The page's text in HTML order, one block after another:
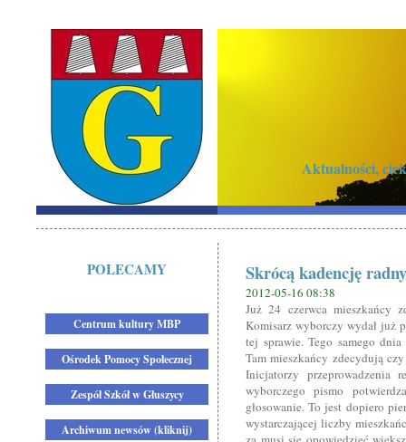
Aktualności,
POLECAMY
Centrum kultury MBP
Ośrodek Pomocy Społecznej
Zespół Szkół w Głuszycy
Archiwum newsów (kliknij)
Skrócą kadencję
2012-05-16 08:38
Już 24 czerwca mieszkańcy
Komisarz wyborczy wydał już
tej sprawie. Tego samego
Tam mieszkańcy zdecydują
Inicjatorzy przeprowadzenia
wyborczego pismo
głosowanie. To jest dopiero
wystarczającej liczby